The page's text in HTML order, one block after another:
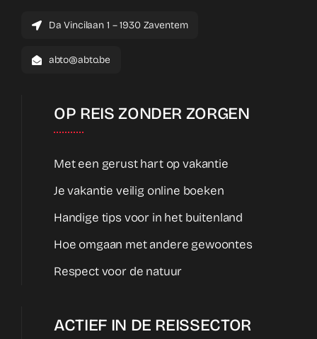
Da Vincilaan 1 – 1930 Zaventem
abto@abto.be
OP REIS ZONDER ZORGEN
Met een gerust hart op vakantie
Je vakantie veilig online boeken
Handige tips voor in het buitenland
Hoe omgaan met andere gewoontes
Respect voor de natuur
ACTIEF IN DE REISSECTOR